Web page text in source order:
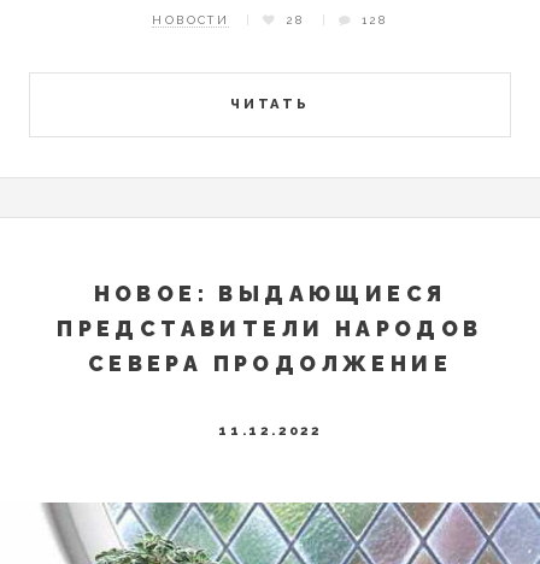
ЧИТАТЬ
НОВОСТИ 28 128
НОВОЕ: ВЫДАЮЩИЕСЯ
ПРЕДСТАВИТЕЛИ НАРОДОВ
СЕВЕРА ПРОДОЛЖЕНИЕ
11.12.2022